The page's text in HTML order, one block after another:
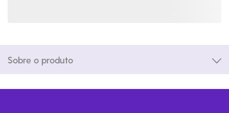
Sobre o produto